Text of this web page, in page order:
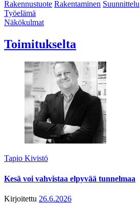
Rakennustuote Rakentaminen Suunnittelu
Työelämä
Näkökulmat
Toimitukselta
Tapio Kivistö
Kesä voi vahvistaa elpyvää tunnelmaa
Kirjoitettu 26.6.2026